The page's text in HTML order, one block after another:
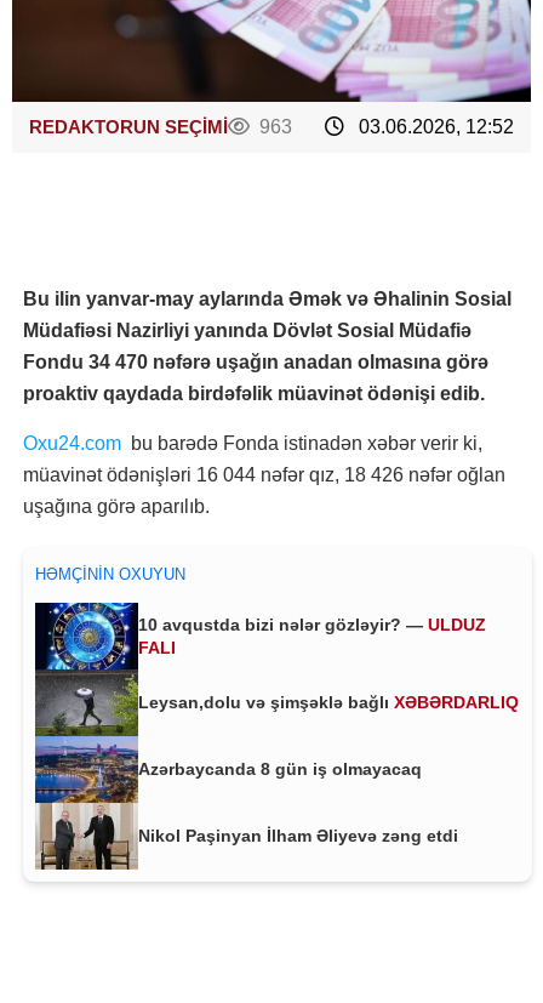
REDAKTORUN SEÇİMİ 963 03.06.2026, 12:52
Bu ilin yanvar-may aylarında Əmək və Əhalinin Sosial
Müdafiəsi Nazirliyi yanında Dövlət Sosial Müdafiə
Fondu 34 470 nəfərə uşağın anadan olmasına görə
proaktiv qaydada birdəfəlik müavinət ödənişi edib.
Oxu24.com bu barədə Fonda istinadən xəbər verir ki,
müavinət ödənişləri 16 044 nəfər qız, 18 426 nəfər oğlan
uşağına görə aparılıb.
HƏMÇININ OXUYUN
10 avqustda bizi nələr gözləyir? — ULDUZ
FALI
Leysan,dolu və şimşəklə bağlı XƏBƏRDARLIQ
Azərbaycanda 8 gün iş olmayacaq
Nikol Paşinyan İlham Əliyevə zəng etdi